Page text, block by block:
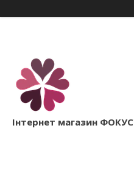
Інтернет магазин ФОКУС